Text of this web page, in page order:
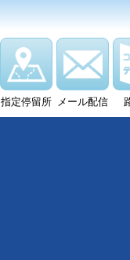
指定停留所 メール配信